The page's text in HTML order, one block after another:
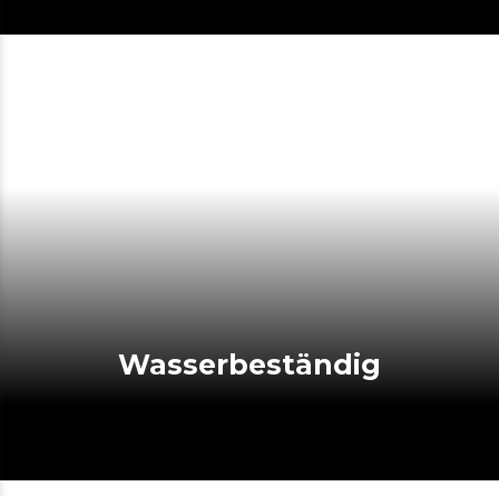
Wasserbeständig